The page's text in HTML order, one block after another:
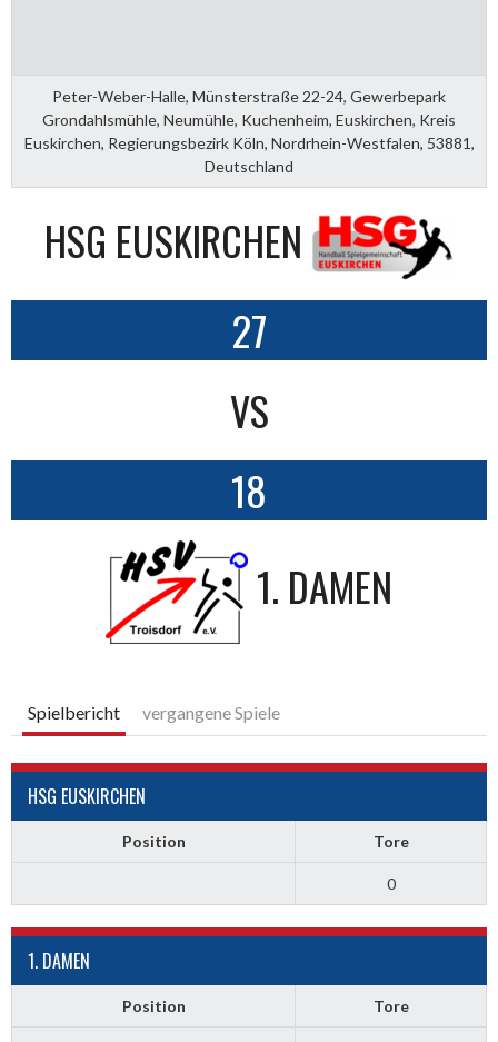
Peter-Weber-Halle, Münsterstraße 22-24, Gewerbepark
Grondahlsmühle, Neumühle, Kuchenheim, Euskirchen, Kreis
Euskirchen, Regierungsbezirk Köln, Nordrhein-Westfalen, 53881,
Deutschland
HSG EUSKIRCHEN
27
VS
18
1. DAMEN
Spielbericht vergangene Spiele
HSG EUSKIRCHEN
Position Tore
0
1. DAMEN
Position Tore